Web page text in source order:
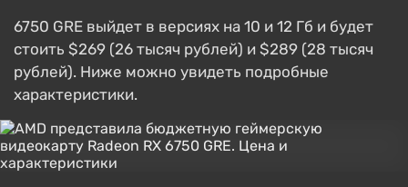
6750 GRE выйдет в версиях на 10 и 12 Гб и будет
стоить $269 (26 тысяч рублей) и $289 (28 тысяч
рублей). Ниже можно увидеть подробные
характеристики.